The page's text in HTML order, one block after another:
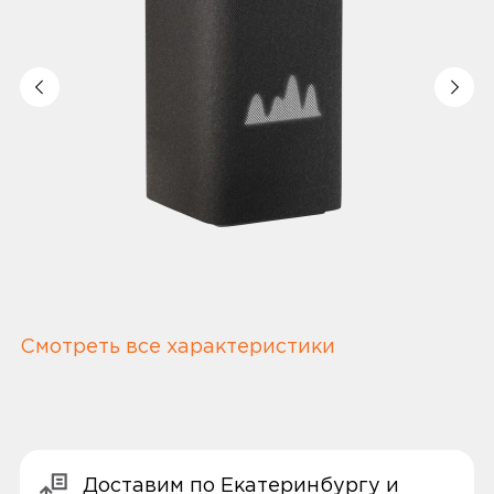
Смотреть все характеристики
Доставим по Екатеринбургу и